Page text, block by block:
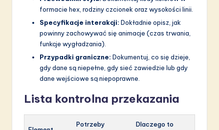
formacie hex, rodziny czcionek oraz wysokości linii.
Specyfikacje interakcji: Dokładnie opisz, jak
powinny zachowywać się animacje (czas trwania,
funkcje wygładzania).
Przypadki graniczne: Dokumentuj, co się dzieje,
gdy dane są niepełne, gdy sieć zawiedzie lub gdy
dane wejściowe są niepoprawne.
Lista kontrolna przekazania
Potrzeby
Dlaczego to